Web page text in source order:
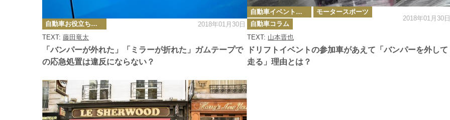
「バンパーが外れた」「ミラーが折れた」ガムテープで
の応急処置は違反にならない？
TEXT: 藤田竜太
カ
テ
ゴ
リ
ー
自動車お役立ち情報 2018年01月30日
ドリフトイベントの参加車があえて「バンパーを外して
走る」理由とは？
TEXT: 山本晋也
カ
テ
ゴ
リ
ー
自動車イベント・カーイベント
モータースポーツ
自動車コラム
2018年01月30日